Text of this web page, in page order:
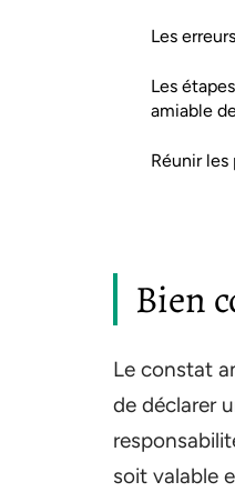
Les
Les
amiable
Réunir
Bien
Le constat
de déclarer
soit valable